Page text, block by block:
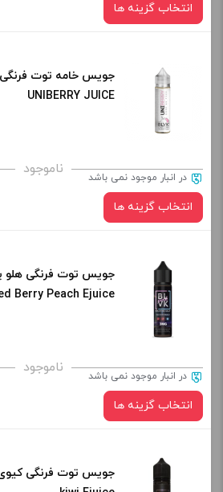
+
انتخاب گزینه ها
نیکوتین:
برای فعال شدن سبد خرید و نمایش قیمت
از کادر بالا انتخاب کنید.
+
UNIBERRY JUICE
ناموجود در انبار موجود نمی باشد
انتخاب گزینه ها
نیکوتین:
برای فعال شدن سبد خرید و نمایش قیمت
از کادر بالا انتخاب کنید.
+
Berry Peach Ejuice
ناموجود در انبار موجود نمی باشد
انتخاب گزینه ها
نیکوتین: